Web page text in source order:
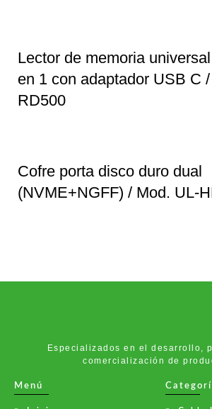
Lector de memoria
en 1 con adaptador USB C
RD500
Cofre porta disco duro dual
(NVME+NGFF) / Mod. UL-
Especializados en el desarrollo,
comercialización de
Menú